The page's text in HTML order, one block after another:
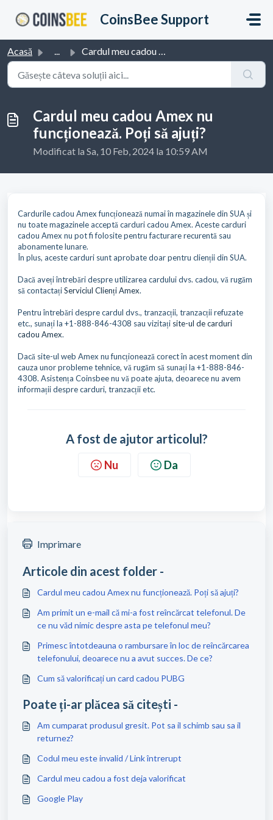
CoinsBee Support
Acasă ... Cardul meu cadou Amex nu funcționează. Poți să ajuți?
Cardul meu cadou Amex nu
funcționează. Poți să ajuți?
Modificat la Sa, 10 Feb, 2024 la 10:59 AM
Cardurile cadou Amex funcționează numai în magazinele din SUA și
nu toate magazinele acceptă carduri cadou Amex. Aceste carduri
cadou Amex nu pot fi folosite pentru facturare recurentă sau
abonamente lunare.
În plus, aceste carduri sunt aprobate doar pentru clienții din SUA.
Dacă aveți întrebări despre utilizarea cardului dvs. cadou, vă rugăm
să contactațiServiciul Clienți Amex.
Pentru întrebări despre cardul dvs., tranzacții, tranzacții refuzate
etc., sunați la +1-888-846-4308 sau vizitați site-ul de carduri
cadou Amex.
Dacă site-ul web Amex nu funcționează corect în acest moment din
cauza unor probleme tehnice, vă rugăm să sunați la +1-888-846-
4308. Asistența Coinsbee nu vă poate ajuta, deoarece nu avem
informații despre carduri, tranzacții etc.
A fost de ajutor articolul?
Nu Da
Imprimare
Articole din acest folder -
Cardul meu cadou Amex nu funcționează. Poți să ajuți?
Am primit un e-mail că mi-a fost reîncărcat telefonul. De
ce nu văd nimic despre asta pe telefonul meu?
Primesc întotdeauna o rambursare în loc de reîncărcarea
telefonului, deoarece nu a avut succes. De ce?
Cum să valorificați un card cadou PUBG
Poate ți-ar plăcea să citești -
Am cumparat produsul gresit. Pot sa il schimb sau sa il
returnez?
Codul meu este invalid / Link întrerupt
Cardul meu cadou a fost deja valorificat
Google Play